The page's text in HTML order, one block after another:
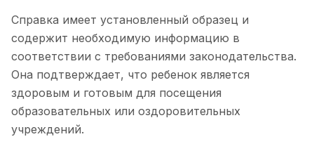
Справка имеет установленный образец и
содержит необходимую информацию в
соответствии с требованиями законодательства.
Она подтверждает, что ребенок является
здоровым и готовым для посещения
образовательных или оздоровительных
учреждений.